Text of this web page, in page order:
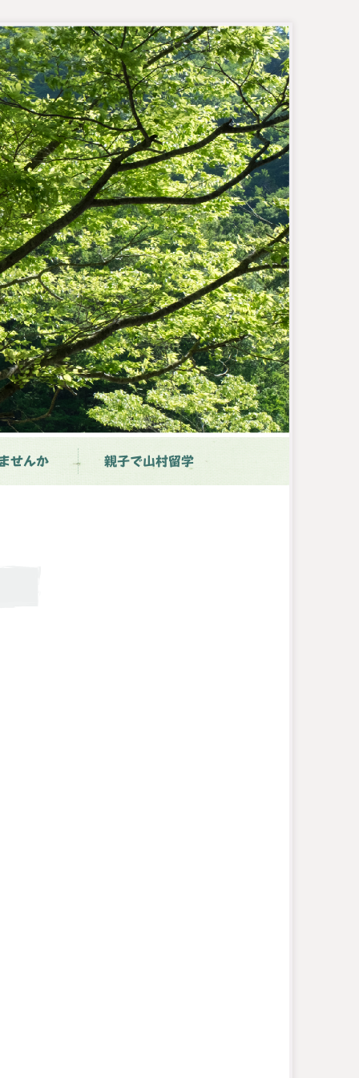
せんか 親子で山村留学